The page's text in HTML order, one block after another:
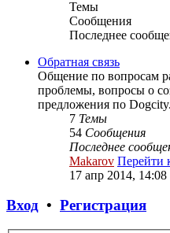
Темы
Сообщения
Последнее
Обратная связь
Общение по вопросам
проблемы, вопросы о
предложения по
7 Темы
54 Сообщения
Последнее
Makarov Перейти
17 апр 2014, 14:08
Вход • Регистрация